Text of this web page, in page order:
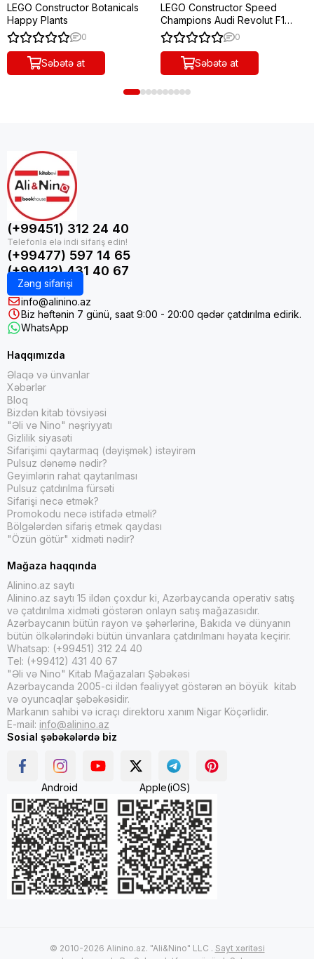
LEGO Constructor Botanicals
Happy Plants
0
Səbətə at
LEGO Constructor Speed
Champions Audi Revolut F1
Team R26 Race Car
0
Səbətə at
(+99451) 312 24 40
(+99477) 597 14 65
(+99412) 431 40 67
Zəng sifarişi
info@alinino.az
Biz həftənin 7 günü, saat 9:00 - 20:00 qədər çatdırılma edirik.
WhatsApp
Haqqımızda
Əlaqə və ünvanlar
Xəbərlər
Bloq
Bizdən kitab tövsiyəsi
"Əli və Nino" nəşriyyatı
Gizlilik siyasəti
Sifarişimi qaytarmaq (dəyişmək) istəyirəm
Pulsuz dənəmə nədir?
Geyimlərin rahat qaytarılması
Pulsuz çatdırılma fürsəti
Sifarişi necə etmək?
Promokodu necə istifadə etməli?
Bölgələrdən sifariş etmək qaydası
"Özün götür" xidməti nədir?
Mağaza haqqında
Alinino.az saytı
Alinino.az saytı 15 ildən çoxdur ki, Azərbaycanda operativ satış
və çatdırılma xidməti göstərən onlayn satış mağazasıdır.
Azərbaycanın bütün rayon və şəhərlərinə, Bakıda və dünyanın
bütün ölkələrindəki bütün ünvanlara çatdırılmanı həyata keçirir.
Whatsap: (+99451) 312 24 40
Tel: (+99412) 431 40 67
"Əli və Nino" Kitab Mağazaları Şəbəkəsi
Azərbaycanda 2005-ci ildən fəaliyyət göstərən ən böyük kitab
və oyuncaqlar şəbəkəsidir.
Markanın sahibi və icraçı direktoru xanım Nigar Köçərlidir.
E-mail: info@alinino.az
Sosial şəbəkələrdə biz
Android Apple(iOS)
© 2010-2026 Alinino.az. "Ali&Nino" LLC . Sayt xəritəsi